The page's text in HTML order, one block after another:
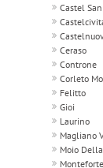
Castel
Ceraso
Controne
Corleto
Felitto
Gioi
Laurino
Magliano
Moio